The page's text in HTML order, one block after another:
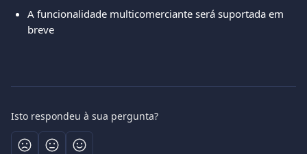
A funcionalidade multicomerciante será suportada em
breve
Isto respondeu à sua pergunta?